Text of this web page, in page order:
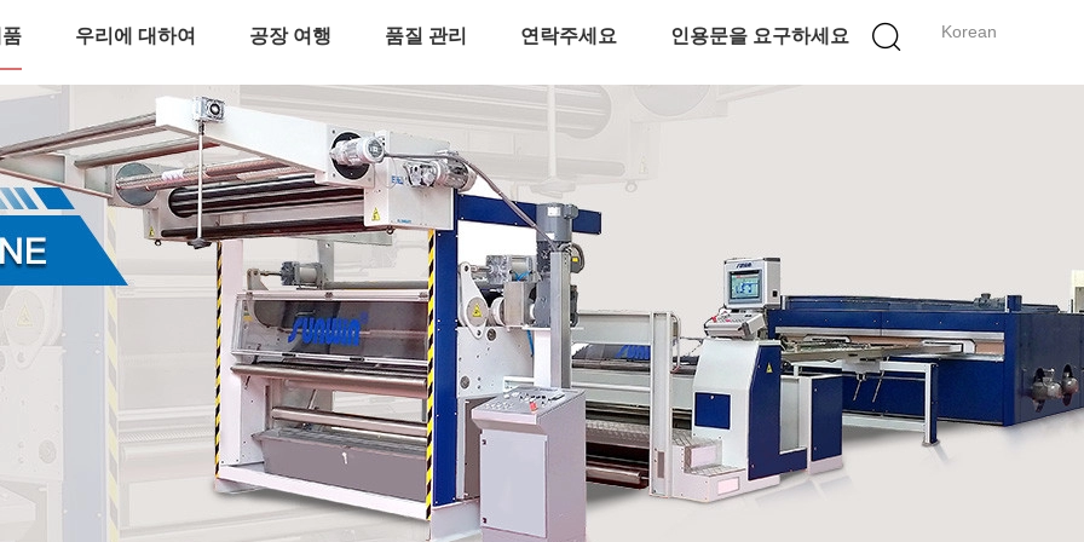
Korean
우리에 대하여 공장 여행 품질 관리 연락주세요 인용문을 요구하세요